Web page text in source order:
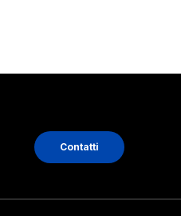
Contatti